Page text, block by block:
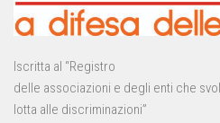
Iscritta al “Registro
delle associazioni e degli enti che
lotta alle discriminazioni”